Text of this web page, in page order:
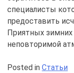
специалисты
предоставить
Приятных
неповторимой
Posted in Статьи